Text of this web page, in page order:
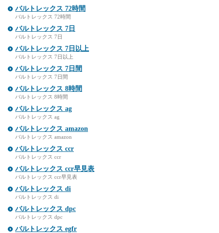
バルトレックス 72時間
バルトレックス 72時間
バルトレックス 7日
バルトレックス 7日
バルトレックス 7日以上
バルトレックス 7日以上
バルトレックス 7日間
バルトレックス 7日間
バルトレックス 8時間
バルトレックス 8時間
バルトレックス ag
バルトレックス ag
バルトレックス amazon
バルトレックス amazon
バルトレックス ccr
バルトレックス ccr
バルトレックス ccr早見表
バルトレックス ccr早見表
バルトレックス di
バルトレックス di
バルトレックス dpc
バルトレックス dpc
バルトレックス egfr